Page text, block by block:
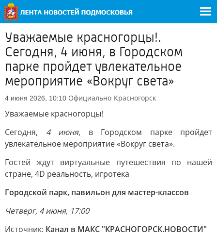
Уважаемые красногорцы!.
Сегодня, 4 июня, в Городском
парке пройдет увлекательное
мероприятие «Вокруг света»
4 июня 2026, 10:10 Официально Красногорск
Уважаемые красногорцы!
Сегодня, 4 июня, в Городском парке пройдет
увлекательное мероприятие «Вокруг света».
Гостей ждут виртуальные путешествия по нашей
стране, 4D реальность, игротека
Городской парк, павильон для мастер-классов
Четверг, 4 июня, 17:00
Источник: Канал в МАКС "КРАСНОГОРСК.НОВОСТИ"